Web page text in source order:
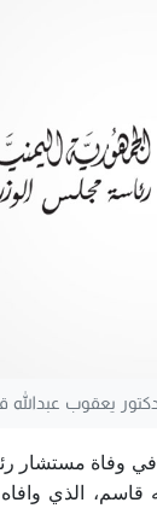
يعقوب عبدالله
في وفاة مستشار
قاسم، الذي